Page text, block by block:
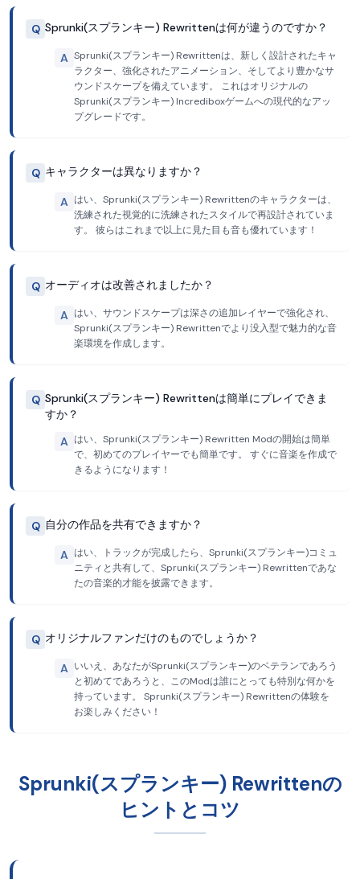
Q Sprunki(スプランキー) Rewrittenは何が違うのですか？
A Sprunki(スプランキー) Rewrittenは、新しく設計されたキャ
ラクター、強化されたアニメーション、そしてより豊かなサ
ウンドスケープを備えています。 これはオリジナルの
Sprunki(スプランキー) Incrediboxゲームへの現代的なアッ
プグレードです。
Q キャラクターは異なりますか？
A はい、Sprunki(スプランキー) Rewrittenのキャラクターは、
洗練された視覚的に洗練されたスタイルで再設計されていま
す。 彼らはこれまで以上に見た目も音も優れています！
Q オーディオは改善されましたか？
A はい、サウンドスケープは深さの追加レイヤーで強化され、
Sprunki(スプランキー) Rewrittenでより没入型で魅力的な音
楽環境を作成します。
Q Sprunki(スプランキー) Rewrittenは簡単にプレイできま
すか？
A はい、Sprunki(スプランキー) Rewritten Modの開始は簡単
で、初めてのプレイヤーでも簡単です。 すぐに音楽を作成で
きるようになります！
Q 自分の作品を共有できますか？
A はい、トラックが完成したら、Sprunki(スプランキー)コミュ
ニティと共有して、Sprunki(スプランキー) Rewrittenであな
たの音楽的才能を披露できます。
Q オリジナルファンだけのものでしょうか？
A いいえ、あなたがSprunki(スプランキー)のベテランであろう
と初めてであろうと、このModは誰にとっても特別な何かを
持っています。 Sprunki(スプランキー) Rewrittenの体験を
お楽しみください！
Sprunki(スプランキー) Rewrittenの
ヒントとコツ